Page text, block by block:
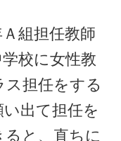
組担任教師
校に女性教
担任をする
出て担任を
ると、直ちに